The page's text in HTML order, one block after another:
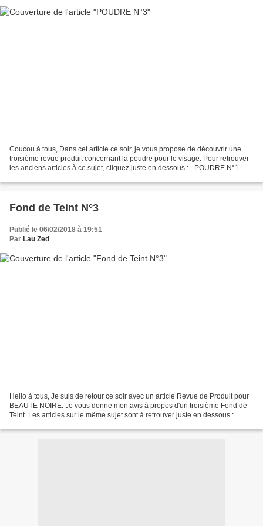
Coucou à tous, Dans cet article ce soir, je vous propose de découvrir une
troisième revue produit concernant la poudre pour le visage. Pour retrouver
les anciens articles à ce sujet, cliquez juste en dessous : - POUDRE N°1 -
Fond de Teint N°3
Publié le 06/02/2018 à 19:51
Par Lau Zed
Hello à tous, Je suis de retour ce soir avec un article Revue de Produit pour
BEAUTE NOIRE. Je vous donne mon avis à propos d'un troisième Fond de
Teint. Les articles sur le même sujet sont à retrouver juste en dessous :